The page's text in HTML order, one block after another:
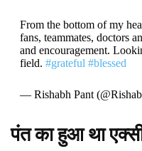
From the bottom of my
fans, teammates, doctors
and encouragement.
field. #grateful #blessed
— Rishabh Pant
पंत का हुआ था